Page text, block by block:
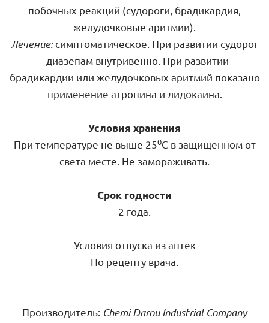
побочных реакций (судороги, брадикардия,
желудочковые аритмии).
Лечение:симптоматическое. При развитии судорог
- диазепам внутривенно. При развитии
брадикардии или желудочковых аритмий показано
применение атропина и лидокаина.
Условия хранения
При температуре не выше 250С в защищенном от
света месте. Не замораживать.
Срок годности
2 года.
Условия отпуска из аптек
По рецепту врача.
Производитель: Chemi Darou Industrial Company